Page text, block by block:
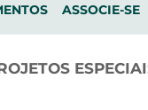
ASSOCIE-SE